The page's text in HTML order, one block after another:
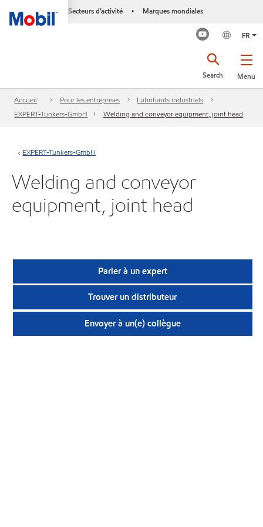
Secteurs d’activité • Marques mondiales
FR
Menu
Search
Accueil Pour les entreprises
Lubrifiants industriels
EXPERT-Tunkers-GmbH
Welding and conveyor equipment, joint head
EXPERT-Tunkers-GmbH
Welding and conveyor
equipment, joint head
Parler à un expert
Trouver un distributeur
Envoyer à un(e) collègue